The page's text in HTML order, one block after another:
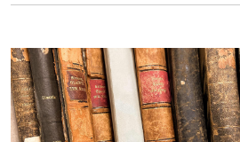
##journal.journals##